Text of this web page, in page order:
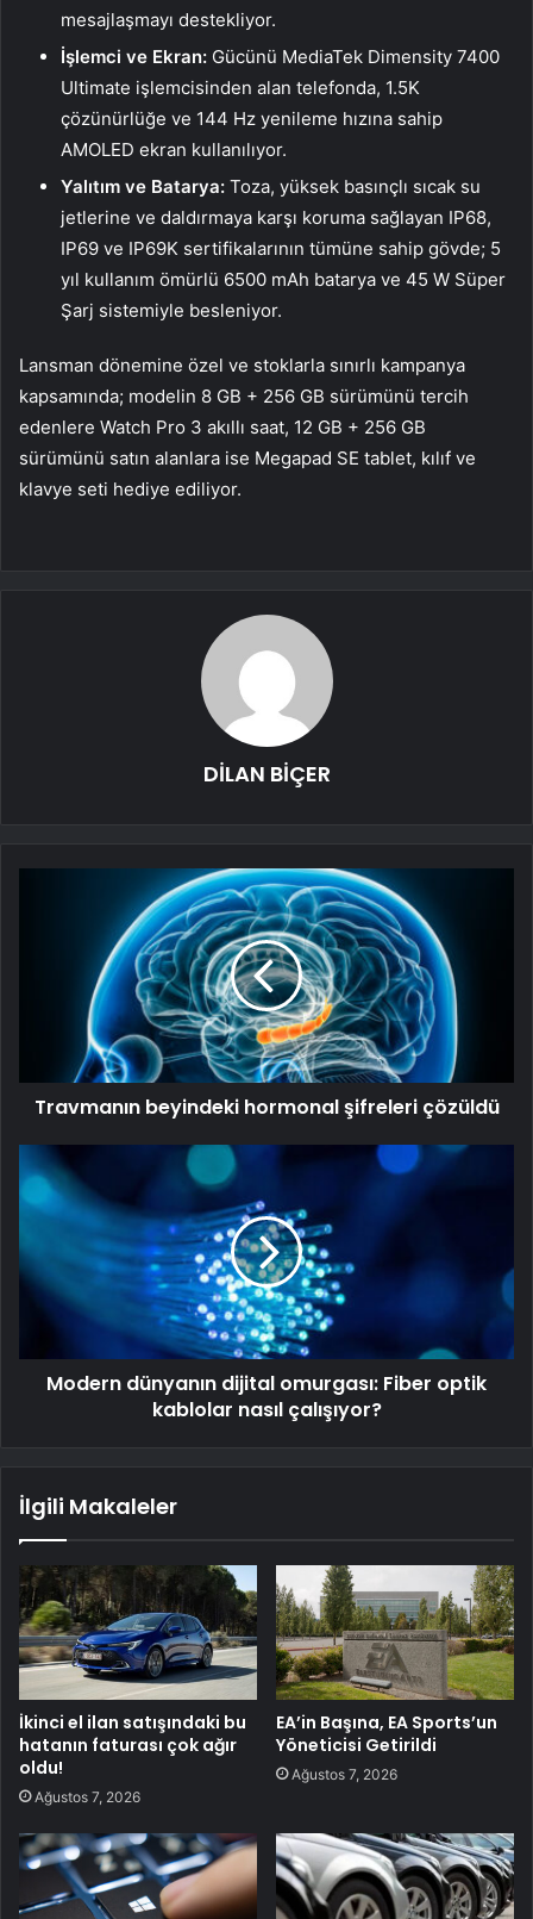
mesajlaşmayı destekliyor.
İşlemci ve Ekran: Gücünü MediaTek Dimensity 7400
Ultimate işlemcisinden alan telefonda, 1.5K
çözünürlüğe ve 144 Hz yenileme hızına sahip
AMOLED ekran kullanılıyor.
Yalıtım ve Batarya: Toza, yüksek basınçlı sıcak su
jetlerine ve daldırmaya karşı koruma sağlayan IP68,
IP69 ve IP69K sertifikalarının tümüne sahip gövde; 5
yıl kullanım ömürlü 6500 mAh batarya ve 45 W Süper
Şarj sistemiyle besleniyor.
Lansman dönemine özel ve stoklarla sınırlı kampanya
kapsamında; modelin 8 GB + 256 GB sürümünü tercih
edenlere Watch Pro 3 akıllı saat, 12 GB + 256 GB
sürümünü satın alanlara ise Megapad SE tablet, kılıf ve
klavye seti hediye ediliyor.
DİLAN BİÇER
Travmanın beyindeki hormonal şifreleri çözüldü
Modern dünyanın dijital omurgası: Fiber optik
kablolar nasıl çalışıyor?
İlgili Makaleler
İkinci el ilan satışındaki bu
hatanın faturası çok ağır
oldu!
Ağustos 7, 2026
EA’in Başına, EA Sports’un
Yöneticisi Getirildi
Ağustos 7, 2026